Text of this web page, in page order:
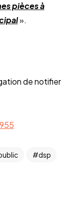
pièces à
».
de notifier
dsp